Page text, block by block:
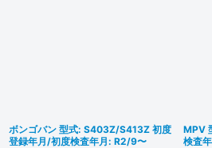
ボンゴバン 型式: S403Z/S413Z 初度
登録年月/初度検査年月: R2/9〜
MPV
検査